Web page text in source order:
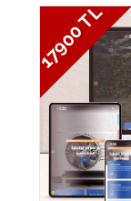
17900 TL